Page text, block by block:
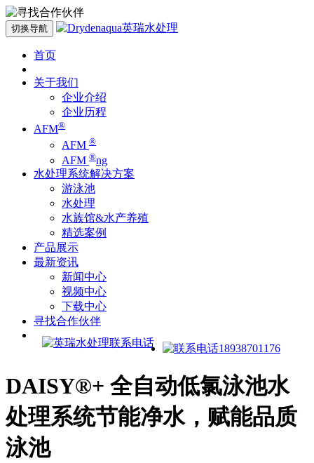
切换导航
首页
关于我们
企业介绍
企业历程
AFM®
AFM ®
AFM ®ng
水处理系统解决方案
游泳池
水处理
水族馆&水产养殖
精选案例
产品展示
最新资讯
新闻中心
视频中心
下载中心
寻找合作伙伴
DAISY®+ 全自动低氯泳池水
处理系统节能净水，赋能品质
泳池